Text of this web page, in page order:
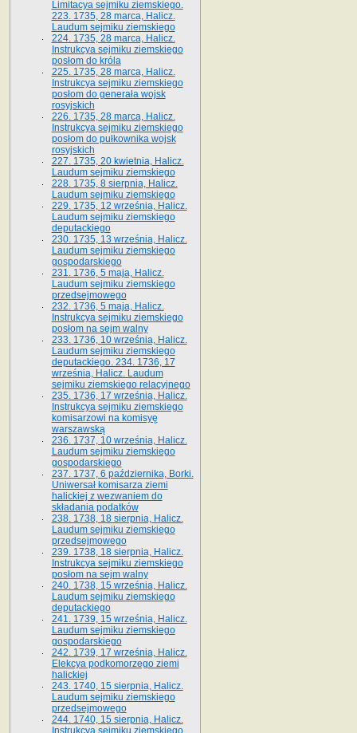
Limitacya sejmiku ziemskiego.
223. 1735, 28 marca, Halicz.
Laudum sejmiku ziemskiego
224. 1735, 28 marca, Halicz.
Instrukcya sejmiku ziemskiego
posłom do króla
225. 1735, 28 marca, Halicz.
Instrukcya sejmiku ziemskiego
posłom do generała wojsk
rosyjskich
226. 1735, 28 marca, Halicz.
Instrukcya sejmiku ziemskiego
posłom do pułkownika wojsk
rosyjskich
227. 1735, 20 kwietnia, Halicz.
Laudum sejmiku ziemskiego
228. 1735, 8 sierpnia, Halicz.
Laudum sejmiku ziemskiego
229. 1735, 12 września, Halicz.
Laudum sejmiku ziemskiego
deputackiego
230. 1735, 13 września, Halicz.
Laudum sejmiku ziemskiego
gospodarskiego
231. 1736, 5 maja, Halicz.
Laudum sejmiku ziemskiego
przedsejmowego
232. 1736, 5 maja, Halicz.
Instrukcya sejmiku ziemskiego
posłom na sejm walny
233. 1736, 10 września, Halicz.
Laudum sejmiku ziemskiego
deputackiego. 234. 1736, 17
września, Halicz. Laudum
sejmiku ziemskiego relacyjnego
235. 1736, 17 września, Halicz.
Instrukcya sejmiku ziemskiego
komisarzowi na komisyę
warszawską
236. 1737, 10 września, Halicz.
Laudum sejmiku ziemskiego
gospodarskiego
237. 1737, 6 października, Borki.
Uniwersał komisarza ziemi
halickiej z wezwaniem do
składania podatków
238. 1738, 18 sierpnia, Halicz.
Laudum sejmiku ziemskiego
przedsejmowego
239. 1738, 18 sierpnia, Halicz.
Instrukcya sejmiku ziemskiego
posłom na sejm walny
240. 1738, 15 września, Halicz.
Laudum sejmiku ziemskiego
deputackiego
241. 1739, 15 września, Halicz.
Laudum sejmiku ziemskiego
gospodarskiego
242. 1739, 17 września, Halicz.
Elekcya podkomorzego ziemi
halickiej
243. 1740, 15 sierpnia, Halicz.
Laudum sejmiku ziemskiego
przedsejmowego
244. 1740, 15 sierpnia, Halicz.
Instrukcya sejmiku ziemskiego